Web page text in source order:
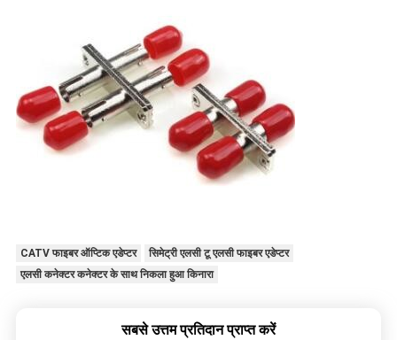
CATV फाइबर ऑप्टिक एडेप्टर
सिमेट्री एलसी टू एलसी फाइबर एडेप्टर
एलसी कनेक्टर कनेक्टर के साथ निकला हुआ किनारा
सबसे उत्तम प्रतिदान प्राप्त करें